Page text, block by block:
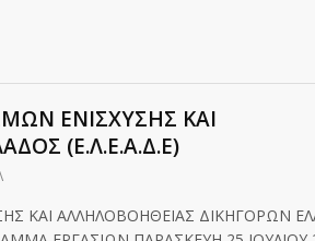
ΕΝΙΣΧΥΣΗΣ ΚΑΙ
(Ε.Λ.Ε.Α.Δ.Ε)
ΚΑΙ ΑΛΛΗΛΟΒΟΗΘΕΙΑΣ ΔΙΚΗΓΟΡΩΝ